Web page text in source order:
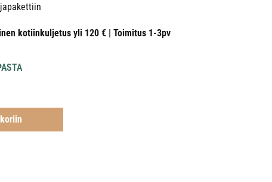
kotiinkuljetus yli 120 € | Toimitus 1-3pv